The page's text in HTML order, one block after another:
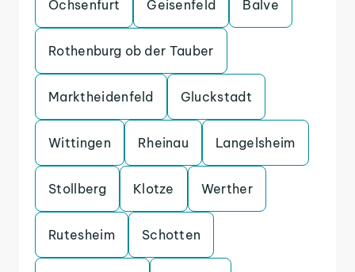
Ochsenfurt Geisenfeld Balve
Rothenburg ob der Tauber
Marktheidenfeld Gluckstadt
Wittingen Rheinau Langelsheim
Stollberg Klotze Werther
Rutesheim Schotten